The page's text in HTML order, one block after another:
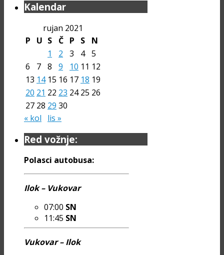
Kalendar
rujan 2021
P
U S Č P S
N
1
2 3 4 5
6
7 8 9 10 11 12
13 14 15 16 17 18 19
20 21 22 23 24 25 26
27 28 29 30
« kol
lis »
Red vožnje:
Polasci autobusa:
Ilok – Vukovar
07:00 SN
11:45 SN
Vukovar – Ilok